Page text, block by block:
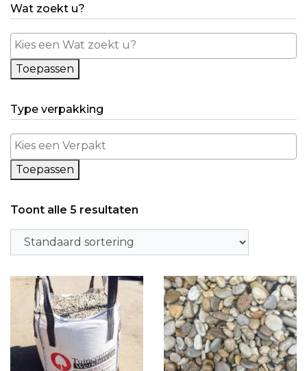
Wat zoekt u?
Toepassen
Type verpakking
Toepassen
Toont alle 5 resultaten